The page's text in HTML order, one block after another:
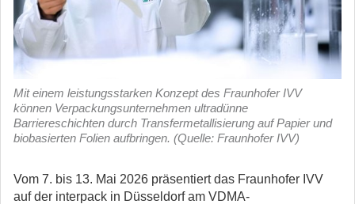
Mit einem leistungsstarken Konzept des Fraunhofer IVV
können Verpackungsunternehmen ultradünne
Barriereschichten durch Transfermetallisierung auf Papier und
biobasierten Folien aufbringen. (Quelle: Fraunhofer IVV)
Vom 7. bis 13. Mai 2026 präsentiert das Fraunhofer IVV
auf der interpack in Düsseldorf am VDMA-